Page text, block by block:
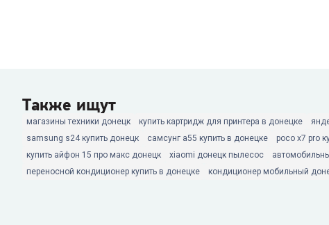
Также ищут
магазины техники донецк купить картридж для принтера в донецке
samsung s24 купить донецк
самсунг а55 купить в донецке poco x7 pro
купить айфон 15 про макс донецк
xiaomi донецк пылесос
переносной кондиционер купить в донецке
кондиционер мобильный